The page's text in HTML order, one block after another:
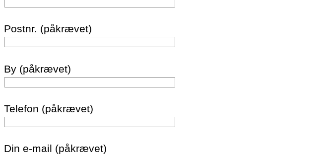
Postnr. (påkrævet)
By (påkrævet)
Telefon (påkrævet)
Din e-mail (påkrævet)